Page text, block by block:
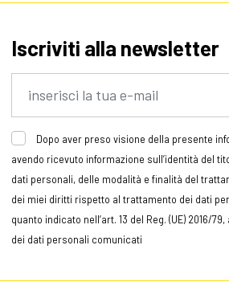
Iscriviti alla newsletter
Dopo aver preso visione della presente
avendo ricevuto informazione sull’identità del
dati personali, delle modalità e finalità del
dei miei diritti rispetto al trattamento dei dati
quanto indicato nell’art. 13 del Reg. (UE) 2016/
dei dati personali comunicati